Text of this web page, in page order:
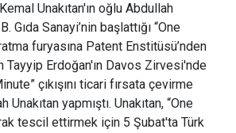
Unakıtan'ın oğlu Abdullah
Gıda Sanayi’nin başlattığı “One
furyasına Patent Enstitüsü’nden
Tayyip Erdoğan'ın Davos Zirvesi'nde
çıkışını ticari fırsata çevirme
yapmıştı. Unakıtan, “One
tescil ettirmek için 5 Şubat'ta Türk